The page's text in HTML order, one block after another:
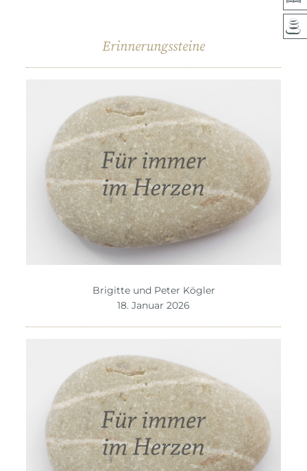
Erinnerungssteine
Brigitte und Peter Kögler
18. Januar 2026